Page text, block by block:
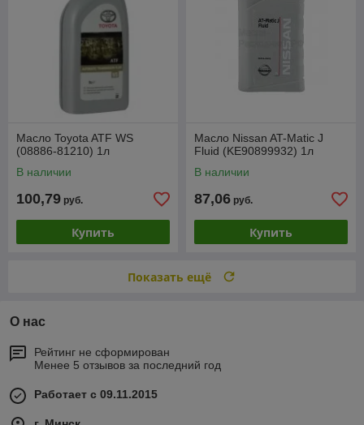
Масло Toyota ATF WS
(08886-81210) 1л
В наличии
100,79 руб.
Купить
Масло Nissan AT-Matic J
Fluid (KE90899932) 1л
В наличии
87,06 руб.
Купить
Показать ещё
О нас
Рейтинг не сформирован
Менее 5 отзывов за последний год
Работает с 09.11.2015